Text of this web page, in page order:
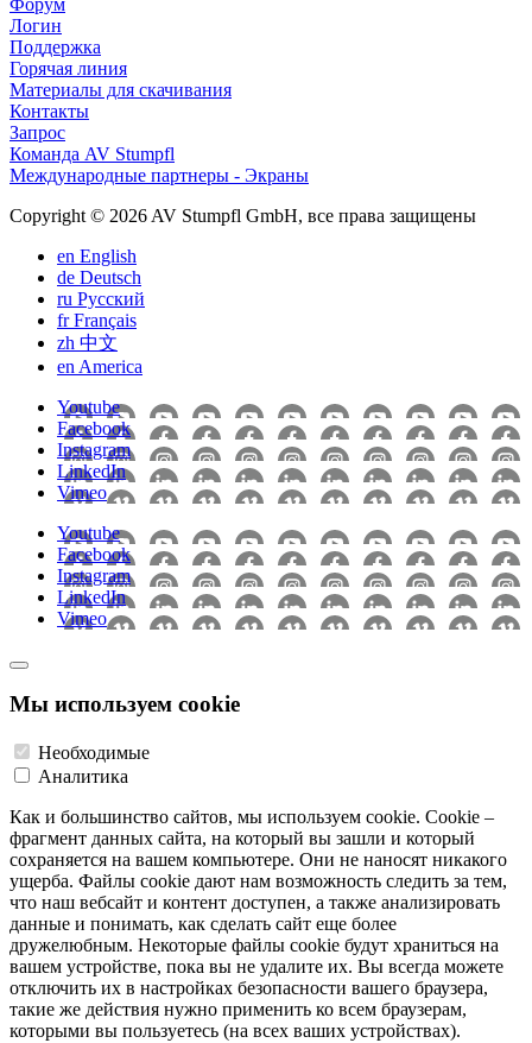
Логин
Поддержка
Горячая линия
Материалы для скачивания
Контакты
Запрос
Команда AV Stumpfl
Международные партнеры - Экраны
Copyright © 2026 AV Stumpfl GmbH, все права защищены
en English
de Deutsch
ru Pусский
frFrançais
zh 中文
en America
Youtube
Facebook
Instagram
LinkedIn
Vimeo
Youtube
Facebook
Instagram
LinkedIn
Vimeo
Мы используем cookie
Необходимые
Аналитика
Как и большинство сайтов, мы используем cookie. Cookie –
фрагмент данных сайта, на который вы зашли и который
сохраняется на вашем компьютере. Они не наносят никакого
ущерба. Файлы cookie дают нам возможность следить за тем,
что наш вебсайт и контент доступен, а также анализировать
данные и понимать, как сделать сайт еще более
дружелюбным. Некоторые файлы cookie будут храниться на
вашем устройстве, пока вы не удалите их. Вы всегда можете
отключить их в настройках безопасности вашего браузера,
такие же действия нужно применить ко всем браузерам,
которыми вы пользуетесь (на всех ваших устройствах).